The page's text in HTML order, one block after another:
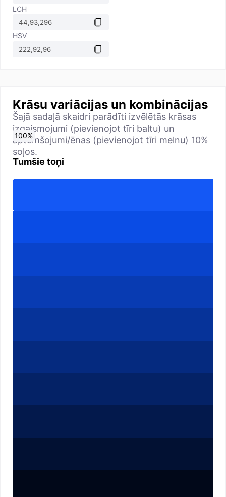
LCH
HSV
Krāsu variācijas un kombinācijas
Šajā sadaļā skaidri parādīti izvēlētās krāsas
izgaismojumi (pievienojot tīri baltu) un
aptumšojumi/ēnas (pievienojot tīri melnu) 10%
soļos.
Tumšie toņi
0%
10%
20%
30%
40%
50%
60%
70%
80%
90%
100%